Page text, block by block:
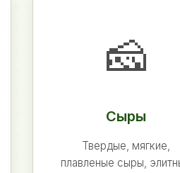
🧀
Сыры
Твердые, мягкие,
плавленые сыры,